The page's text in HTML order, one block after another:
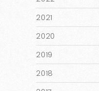
2021
2020
2019
2018